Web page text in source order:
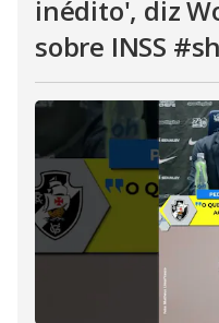
inédito', diz
sobre INSS